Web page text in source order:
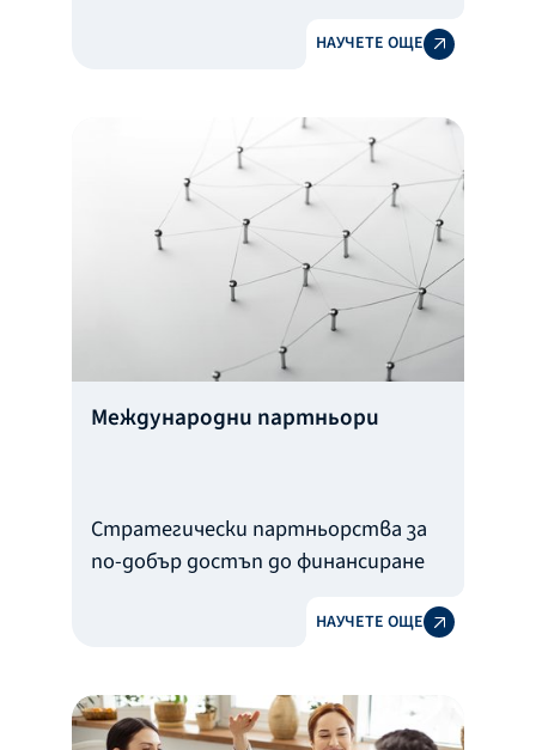
НАУЧЕТЕ ОЩЕ
Международни партньори
Стратегически партньорства за
по-добър достъп до финансиране
НАУЧЕТЕ ОЩЕ